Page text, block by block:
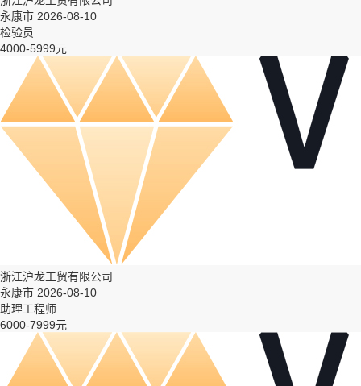
永康市 2026-08-10
检验员
4000-5999元
浙江沪龙工贸有限公司
永康市 2026-08-10
助理工程师
6000-7999元